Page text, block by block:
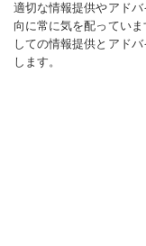
適切な情報提供やアド
向に常に気を配ってい
しての情報提供とアド
します。